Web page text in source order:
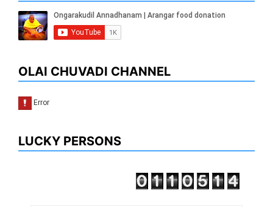
OLAI CHUVADI CHANNEL
LUCKY PERSONS